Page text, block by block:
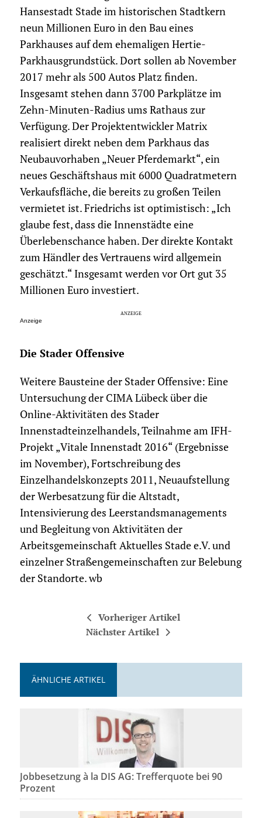
Hansestadt Stade im historischen Stadtkern
neun Millionen Euro in den Bau eines
Parkhauses auf dem ehemaligen Hertie-
Parkhausgrundstück. Dort sollen ab November
2017 mehr als 500 Autos Platz finden.
Insgesamt stehen dann 3700 Parkplätze im
Zehn-Minuten-Radius ums Rathaus zur
Verfügung. Der Projektentwickler Matrix
realisiert direkt neben dem Parkhaus das
Neubauvorhaben „Neuer Pferdemarkt“, ein
neues Geschäftshaus mit 6000 Quadratmetern
Verkaufsfläche, die bereits zu großen Teilen
vermietet ist. Friedrichs ist optimistisch: „Ich
glaube fest, dass die Innenstädte eine
Überlebenschance haben. Der direkte Kontakt
zum Händler des Vertrauens wird allgemein
geschätzt.“ Insgesamt werden vor Ort gut 35
Millionen Euro investiert.
Anzeige
Die Stader Offensive
Weitere Bausteine der Stader Offensive: Eine
Untersuchung der CIMA Lübeck über die
Online-Aktivitäten des Stader
Innenstadteinzelhandels, Teilnahme am IFH-
Projekt „Vitale Innenstadt 2016“ (Ergebnisse
im November), Fortschreibung des
Einzelhandelskonzepts 2011, Neuaufstellung
der Werbesatzung für die Altstadt,
Intensivierung des Leerstandsmanagements
und Begleitung von Aktivitäten der
Arbeitsgemeinschaft Aktuelles Stade e.V. und
einzelner Straßengemeinschaften zur Belebung
der Standorte. wb
Vorheriger Artikel
Nächster Artikel
ÄHNLICHE ARTIKEL
Jobbesetzung à la DIS AG: Trefferquote bei 90
Prozent